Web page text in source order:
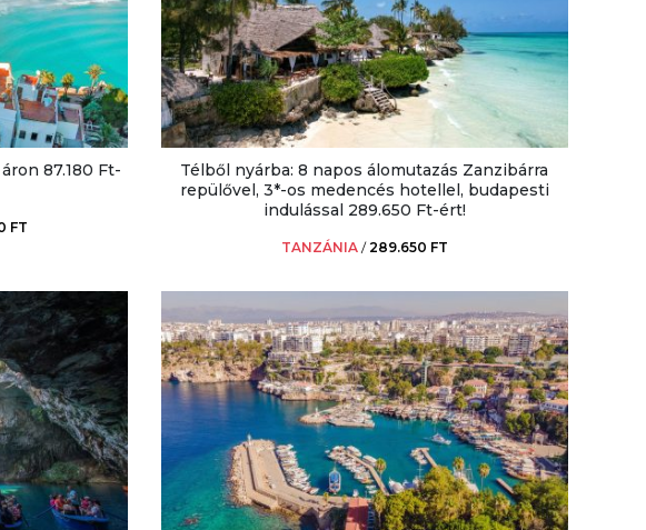
87.180 Ft-
FT
Télből nyárba: 8 napos álomutazás Zanzibárra
repülővel, 3*-os medencés hotellel, budapesti
indulással 289.650 Ft-ért!
TANZÁNIA /289.650 FT